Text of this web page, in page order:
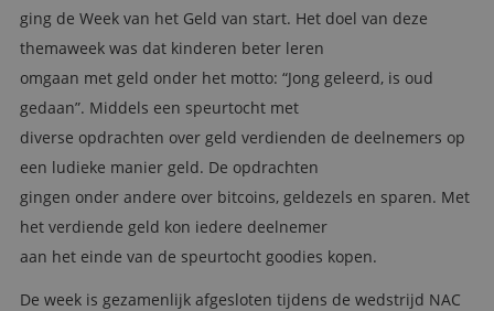
ging de Week van het Geld van start. Het doel van deze
themaweek was dat kinderen beter leren
omgaan met geld onder het motto: “Jong geleerd, is oud
gedaan”. Middels een speurtocht met
diverse opdrachten over geld verdienden de deelnemers op
een ludieke manier geld. De opdrachten
gingen onder andere over bitcoins, geldezels en sparen. Met
het verdiende geld kon iedere deelnemer
aan het einde van de speurtocht goodies kopen.
De week is gezamenlijk afgesloten tijdens de wedstrijd NAC